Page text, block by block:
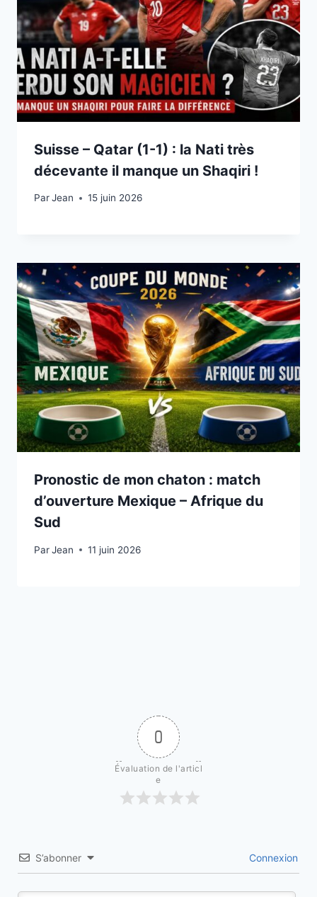
Suisse – Qatar (1-1) : la Nati très
décevante il manque un Shaqiri !
ParJean
15 juin 202615 juin 2026
Pronostic de mon chaton : match
d’ouverture Mexique – Afrique du
Sud
ParJean
11 juin 2026 11 juin 2026
0
Évaluation de l'articl
e
S’abonner Connexion